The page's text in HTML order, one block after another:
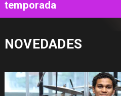
NOVEDADES